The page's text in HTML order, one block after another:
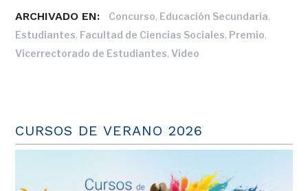
ARCHIVADO EN: Concurso, Educación Secundaria,
Estudiantes, Facultad de Ciencias Sociales, Premio,
Vicerrectorado de Estudiantes,Video
CURSOS DE VERANO 2026